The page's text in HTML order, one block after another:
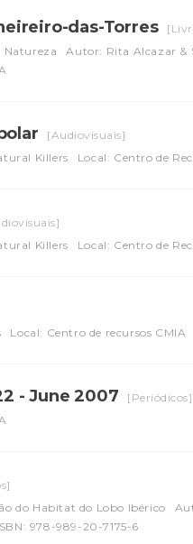
das-Torres
Natureza
Autor: Rita Alcazar &
[Audiovisuais]
Killers Local: Centro de
Killers Local: Centro de
Local: Centro de recursos CMIA
- June 2007
[Periódicos]
do Habitat do Lobo Ibérico
978-989-20-7175-6